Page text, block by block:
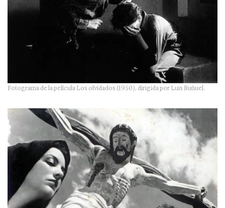
Fotograma de la película Los olvidados (1950), dirigida por Luis Buñuel.